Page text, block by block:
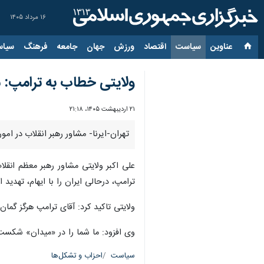
۱۶ مرداد ۱۴۰۵
عناوین‌ سیاست اقتصاد ورزش جهان جامعه فرهنگ
ولایتی خطاب به
۲۱ اردیبهشت ۱۴۰۵، ۲۱:۱۸